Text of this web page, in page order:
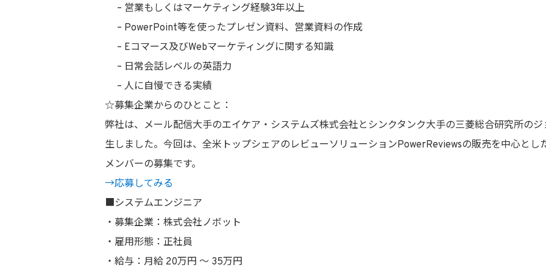
– 営業もしくはマーケティング経験3年以上
– PowerPoint等を使ったプレゼン資料、営業資料の作成
– Eコマース及びWebマーケティングに関する知識
– 日常会話レベルの英語力
– 人に自慢できる実績
☆募集企業からのひとこと：
弊社は、メール配信大手のエイケア・システムズ株式会社とシンクタンク大手の三菱総合研究所の
生しました。今回は、全米トップシェアのレビューソリューションPowerReviewsの販売を中心とし
メンバーの募集です。
→応募してみる
■システムエンジニア
・募集企業：株式会社ノボット
・雇用形態：正社員
・給与：月給 20万円 〜 35万円